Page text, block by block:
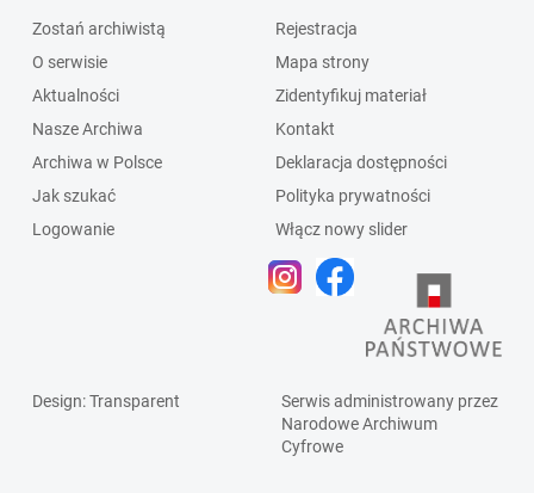
Zostań archiwistą
O serwisie
Aktualności
Nasze Archiwa
Archiwa w Polsce
Jak szukać
Logowanie
Rejestracja
Mapa strony
Zidentyfikuj materiał
Kontakt
Deklaracja dostępności
Polityka prywatności
Włącz nowy slider
Design: Transparent
Serwis administrowany przez
Narodowe Archiwum
Cyfrowe